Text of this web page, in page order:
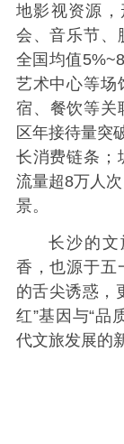
地影视资源，
会、音乐节、
全国均值
艺术中心等场
宿、餐饮等关
区年接待量突
长消费链条；
流量超8万人
景。
长沙的文
香，也源于五
的舌尖诱惑，
红”基因与“品
代文旅发展的